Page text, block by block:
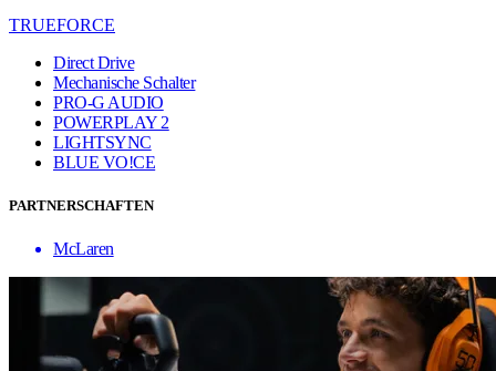
TRUEFORCE
Direct Drive
Mechanische Schalter
PRO-G AUDIO
POWERPLAY 2
LIGHTSYNC
BLUE VO!CE
PARTNERSCHAFTEN
McLaren